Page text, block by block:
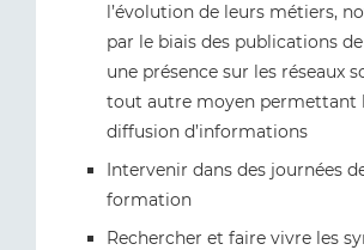
l’évolution de leurs métiers,
par le biais des publications de
une présence sur les réseaux
tout autre moyen permettant
diffusion d’informations
Intervenir dans des journées
formation
Rechercher et faire vivre les